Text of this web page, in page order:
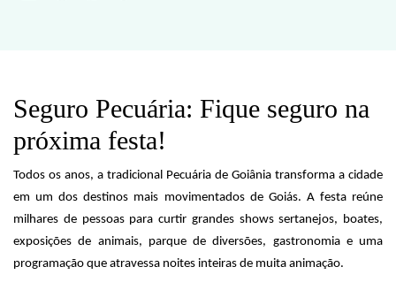
Seguro Pecuária: Fique seguro na
próxima festa!
Todos os anos, a tradicional Pecuária de Goiânia transforma a cidade
em um dos destinos mais movimentados de Goiás. A festa reúne
milhares de pessoas para curtir grandes shows sertanejos, boates,
exposições de animais, parque de diversões, gastronomia e uma
programação que atravessa noites inteiras de muita animação.